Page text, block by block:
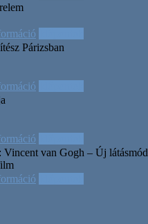
Párizsban
van Gogh – Új látásmód